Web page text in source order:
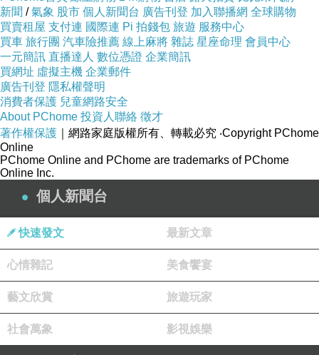
新聞 /氣象 股市 個人新聞台 廣告刊登 加入聯播網 全球購物
買賣租屋 支付連 國際連 Pi 拍錢包 旅遊 服務中心
買車 旅行團 汽車險推薦 線上麻將 雜誌 星座命理 會員中心
一元簡訊 直播達人 數位憑證 企業簡訊
買網址 虛擬主機 企業郵件
廣告刊登 隱私權聲明
消費者保護 兒童網路安全
About PChome 投資人聯絡 徵才
著作權保護 ｜網路家庭版權所有、轉載必究 ‧Copyright PChome
Online
PChome Online and PChome are trademarks of PChome
Online Inc.
個人新聞台
快速發文 最新文章
心情雜記 美食饗宴
藝文欣賞 旅遊玩家
社會萬象 影視娛樂